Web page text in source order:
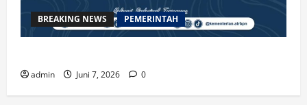
BREAKING NEWS PEMERINTAH
admin Juni 7, 2026 0